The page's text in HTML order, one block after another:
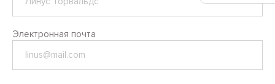
Электронная почта